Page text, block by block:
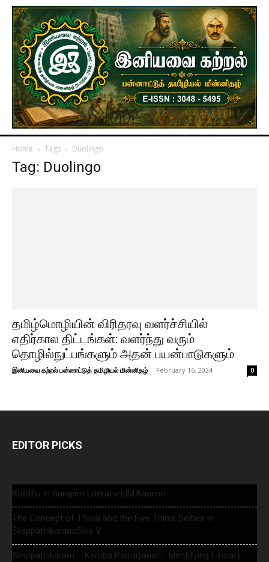
Home Tags Duolingo
Tag: Duolingo
தமிழ்மொழியின் விரிதரவு வளர்ச்சியில்
எதிர்கால திட்டங்கள்: வளர்ந்து வரும்
தொழில்நுட்பங்களும் அதன் பயன்பாடுகளும்
இனியவை கற்றல் பன்னாட்டுத் தமிழியல் மின்னிதழ் - February 16, 2024 0
EDITOR PICKS
Koothu in Sangam Literature|M.Kannan
The Concept of Thinai and the Five Thinai Deities in
Silappathikaram|Siva V
Silappathikaram – Kamba Ramayanam: Identifying Literary